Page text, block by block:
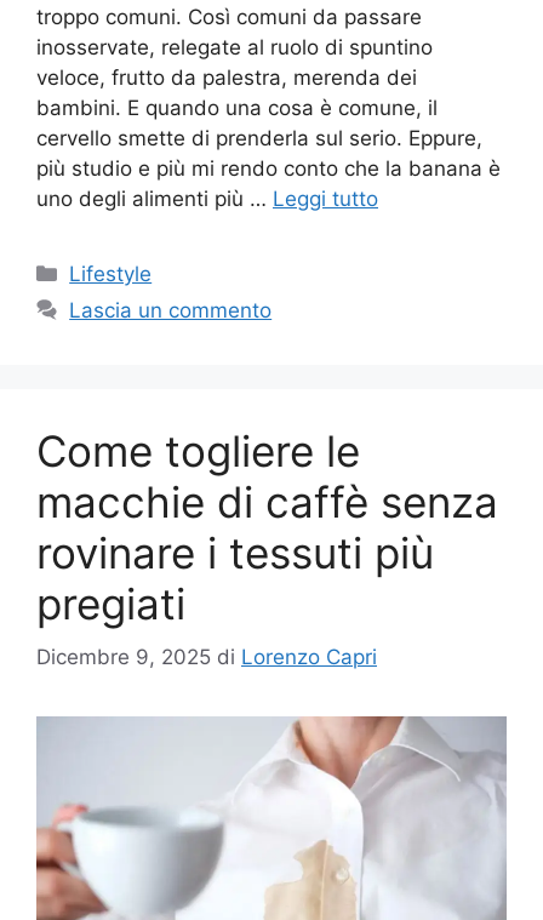
troppo comuni. Così comuni da passare
inosservate, relegate al ruolo di spuntino
veloce, frutto da palestra, merenda dei
bambini. E quando una cosa è comune, il
cervello smette di prenderla sul serio. Eppure,
più studio e più mi rendo conto che la banana è
uno degli alimenti più … Leggi tutto
Categorie
Lifestyle
Lascia un commento
Come togliere le
macchie di caffè senza
rovinare i tessuti più
pregiati
Dicembre 9, 2025 di Lorenzo Capri